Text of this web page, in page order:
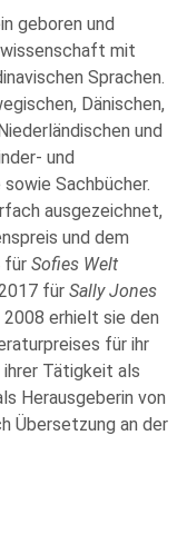
geboren und
mit
Sprachen.
Dänischen,
und
und
Sachbücher.
ausgezeichnet,
und dem
für Sofies Welt
für Sally Jones
erhielt sie den
für ihr
Tätigkeit als
Herausgeberin von
Übersetzung an der